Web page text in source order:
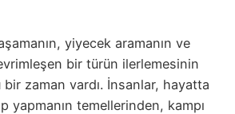
yiyecek aramanın ve
bir türün ilerlemesinin
zaman vardı. İnsanlar, hayatta
yapmanın temellerinden, kampı